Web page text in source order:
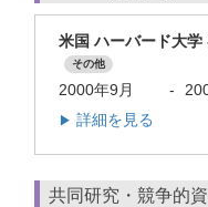
米国 ハーバード大
その他
2000年9月 -
▶ 詳細を見る
共同研究・競争的